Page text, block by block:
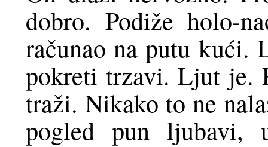
dobro. Podiže holo-
računao na putu kući.
pokreti trzavi. Ljut je.
traži. Nikako to ne
pogled pun ljubavi,